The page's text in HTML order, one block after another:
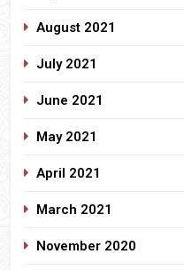
August 2021
July 2021
June 2021
May 2021
April 2021
March 2021
November 2020